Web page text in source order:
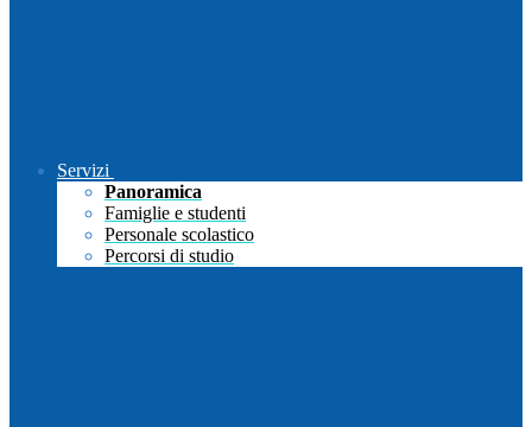
Servizi
Panoramica
Famiglie e studenti
Personale scolastico
Percorsi di studio